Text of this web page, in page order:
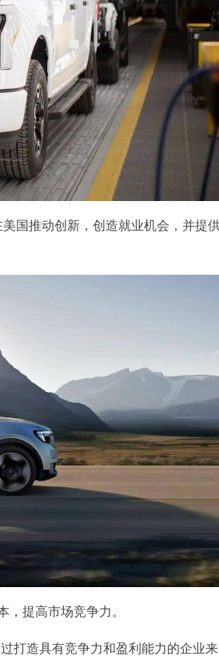
国推动创新，创造就业机会，并提
提高市场竞争力。
打造具有竞争力和盈利能力的企业来